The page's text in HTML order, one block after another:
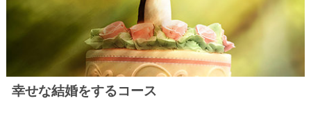
幸せな結婚をするコース